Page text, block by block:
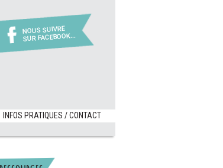
NOUS SUIVRE
SUR FACEBOOK...
INFOS PRATIQUES / CONTACT